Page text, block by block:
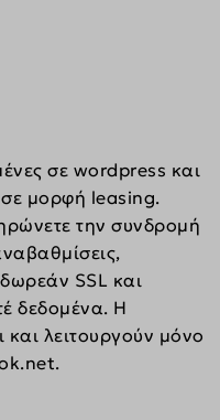
σε wordpress και
μορφή leasing.
την συνδρομή
SSL και
δεδομένα. H
και λειτουργούν μόνο